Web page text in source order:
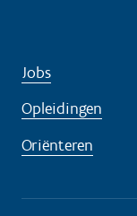
Jobs
Opleidingen
Oriënteren